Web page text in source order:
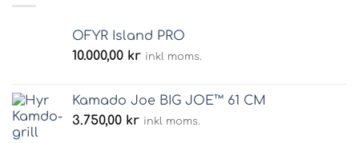
OFYR Island PRO
10.000,00 kr inkl moms.
Kamado Joe BIG JOE™ 61 CM
3.750,00 kr inkl moms.